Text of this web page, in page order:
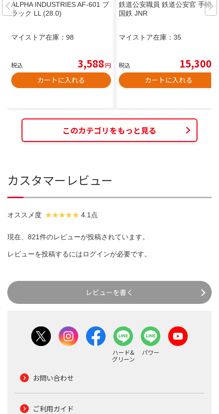
ALPHA INDUSTRIES AF-601 ブ
ラック LL (28.0)
マイストア在庫： 98
税込 3,588円
カートに入れる
鉄道公安職員 鉄道公安官 手帳
国鉄 JNR
マイストア在庫： 35
税込 15,300
カートに入れる
このカテゴリをもっと見る
カスタマーレビュー
オススメ度 4.1点
現在、821件のレビューが投稿されています。
レビューを投稿するにはログインが必要です。
レビューを書く
ハード&
グリーン
パワー
お問い合わせ
ご利用ガイド